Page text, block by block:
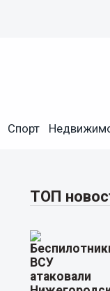
Спорт
ТОП